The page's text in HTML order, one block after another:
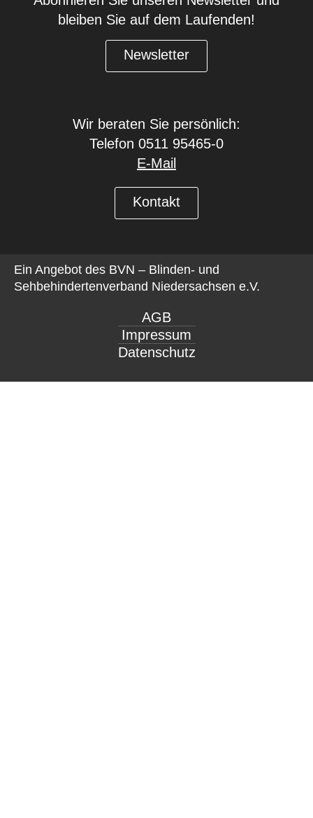
bleiben Sie auf dem Laufenden!
Newsletter
Wir beraten Sie persönlich:
Telefon 0511 95465-0
E-Mail
Kontakt
Ein Angebot des BVN – Blinden- und
Sehbehindertenverband Niedersachsen e.V.
AGB
Impressum
Datenschutz